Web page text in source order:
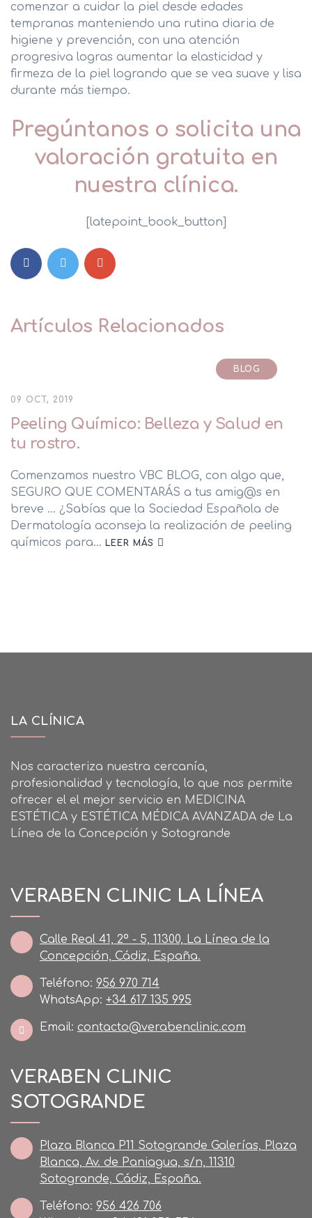
comenzar a cuidar la piel desde edades
tempranas manteniendo una rutina diaria de
higiene y prevención, con una atención
progresiva logras aumentar la elasticidad y
firmeza de la piel logrando que se vea suave y lisa
durante más tiempo.
Pregúntanos o solicita una
valoración gratuita en
nuestra clínica.
[latepoint_book_button]
Artículos Relacionados
BLOG
09 OCT, 2019
Peeling Químico: Belleza y Salud en
tu rostro.
Comenzamos nuestro VBC BLOG, con algo que,
SEGURO QUE COMENTARÁS a tus amig@s en
breve ... ¿Sabías que la Sociedad Española de
Dermatología aconseja la realización de peeling
químicos para… LEER MÁS
LA CLÍNICA
Nos caracteriza nuestra cercanía,
profesionalidad y tecnología, lo que nos permite
ofrecer el el mejor servicio en MEDICINA
ESTÉTICA y ESTÉTICA MÉDICA AVANZADA de La
Línea de la Concepción y Sotogrande
VERABEN CLINIC LA LÍNEA
Calle Real 41, 2º - 5, 11300, La Línea de la
Concepción, Cádiz, España.
Teléfono: 956 970 714
WhatsApp: +34 617 135 995
Email: contacto@verabenclinic.com
VERABEN CLINIC
SOTOGRANDE
Plaza Blanca P11 Sotogrande Galerías, Plaza
Blanca, Av. de Paniagua, s/n, 11310
Sotogrande, Cádiz, España.
Teléfono: 956 426 706